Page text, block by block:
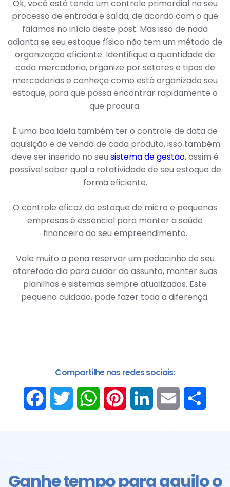
Ok, você está tendo um controle primordial no seu
processo de entrada e saída, de acordo com o que
falamos no início deste post. Mas isso de nada
adianta se seu estoque físico não tem um método de
organização eficiente. Identifique a quantidade de
cada mercadoria, organize por setores e tipos de
mercadorias e conheça como está organizado seu
estoque, para que possa encontrar rapidamente o
que procura.
É uma boa ideia também ter o controle de data de
aquisição e de venda de cada produto, isso também
deve ser inserido no seu sistema de gestão, assim é
possível saber qual a rotatividade de seu estoque de
forma eficiente.
O controle eficaz do estoque de micro e pequenas
empresas é essencial para manter a saúde
financeira do seu empreendimento.
Vale muito a pena reservar um pedacinho de seu
atarefado dia para cuidar do assunto, manter suas
planilhas e sistemas sempre atualizados. Este
pequeno cuidado, pode fazer toda a diferença.
Compartilhe nas redes sociais:
FacebookTwitter WhatsAppPinterestLinkedIn Email
Ganhe tempo para aquilo o